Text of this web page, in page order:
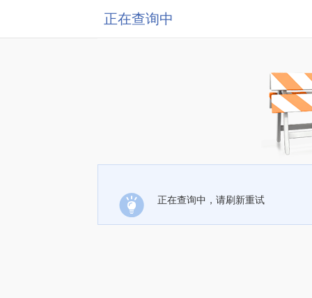
正在查询中
正在查询中，请刷新重试